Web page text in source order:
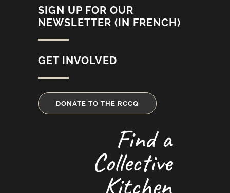
SIGN UP FOR OUR
NEWSLETTER (IN FRENCH)
GET INVOLVED
DONATE TO THE RCCQ
Find a
Collective
Kitchen